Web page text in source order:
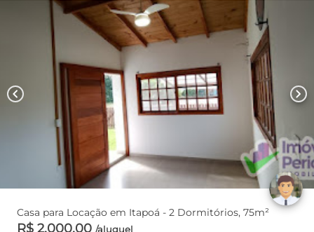
chevron_left chevron_right
Casa para Locação em Itapoá - 2 Dormitórios, 75m²
R$ 2.000,00 /aluguel